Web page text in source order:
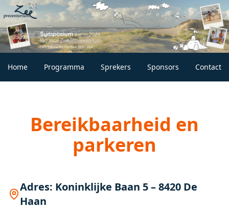
Home Programma Sprekers Sponsors Contact
Bereikbaarheid en
parkeren
Adres: Koninklijke Baan 5 – 8420 De
Haan